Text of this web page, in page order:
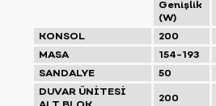
Genişlik
(W)
KONSOL
200
MASA
154-193
SANDALYE
50
DUVAR ÜNİTESİ
200